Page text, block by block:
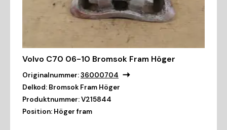
Volvo C70 06-10 Bromsok Fram Höger
Originalnummer:36000704
Delkod: Bromsok Fram Höger
Produktnummer:V215844
Position: Höger fram